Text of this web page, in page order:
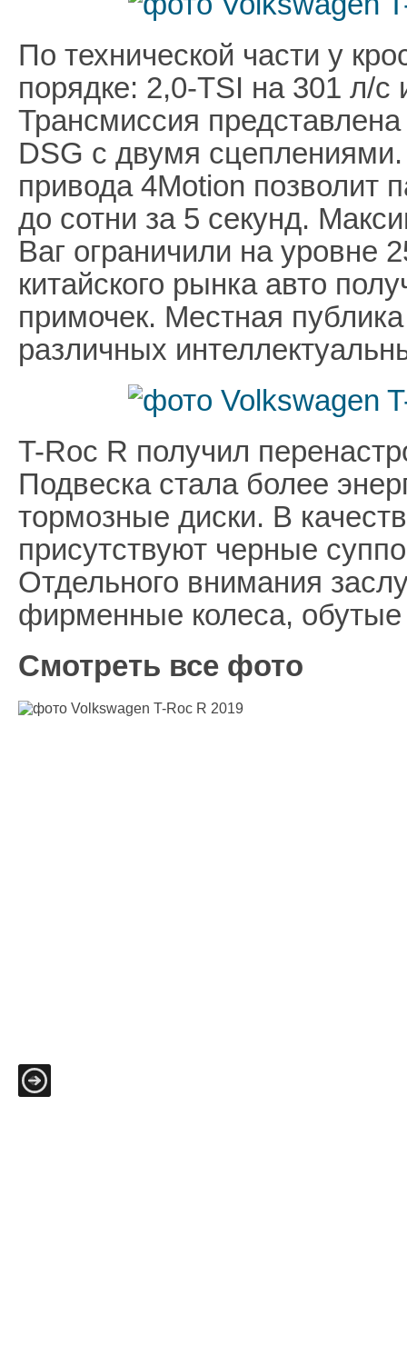
По технической части у
порядке: 2,0-TSI на 301 л/
Трансмиссия
DSG с двумя
привода 4Motion позволит
до сотни за 5 секунд.
Ваг ограничили на уровне
китайского рынка авто
примочек. Местная
различных
T-Roc R получил
Подвеска стала более
тормозные диски. В
присутствуют черные
Отдельного внимания
фирменные колеса,
Смотреть все фото